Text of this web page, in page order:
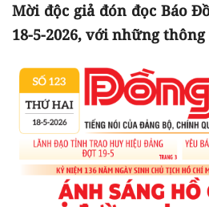
Mời độc giả đón đọc Báo
18-5-2026, với những